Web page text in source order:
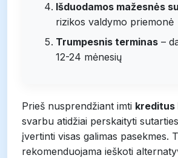
Išduodamos mažesnės
rizikos valdymo priemonė
Trumpesnis terminas –
12-24 mėnesių
Prieš nusprendžiant imti kreditus
svarbu atidžiai perskaityti
įvertinti visas galimas pasekmes.
rekomenduojama ieškoti